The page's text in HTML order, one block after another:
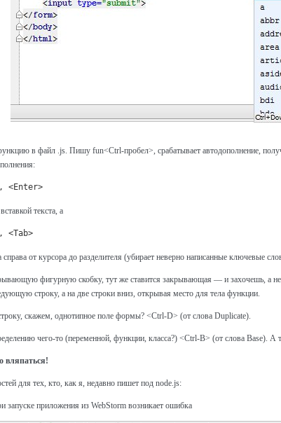
в файл .js. Пишу fun<Ctrl-пробел>, срабатывает автодополнение,
<Enter>
текста, а
<Tab>
от курсора до разделителя (убирает неверно написанные ключевые
фигурную скобку, тут же ставится закрывающая — и захочешь, а
строку, а на две строки вниз, открывая место для тела функции.
скажем, однотипное поле формы? <Ctrl-D> (от слова Duplicate).
чего-то (переменной, функции, класса?) <Ctrl-B> (от слова Base). А
для тех, кто, как я, недавно пишет под node.js:
запуске приложения из WebStorm возникает ошибка